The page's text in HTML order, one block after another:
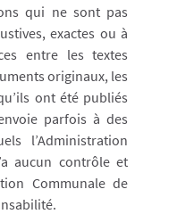
qui ne sont pas
exactes ou à
entre les textes
originaux, les
ont été publiés
parfois à des
l’Administration
aucun contrôle et
Communale de